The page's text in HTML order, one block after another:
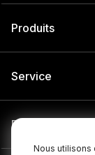
Nous
Produits
Service
Entreprise